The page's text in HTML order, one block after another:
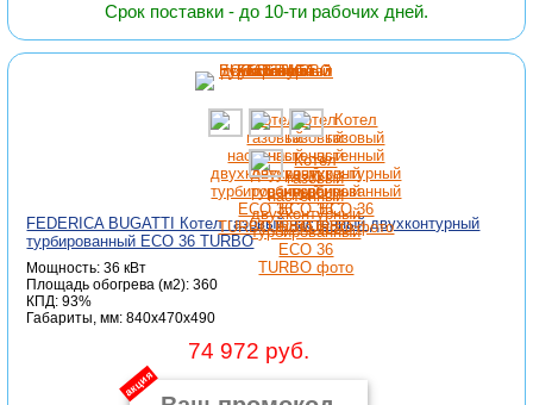
Срок поставки - до 10-ти рабочих дней.
FEDERICA BUGATTI Котел газовый настенный двухконтурный
турбированный ECO 36 TURBO
Мощность: 36 кВт
Площадь обогрева (м2): 360
КПД: 93%
Габариты, мм: 840x470x490
74 972 руб.
акция